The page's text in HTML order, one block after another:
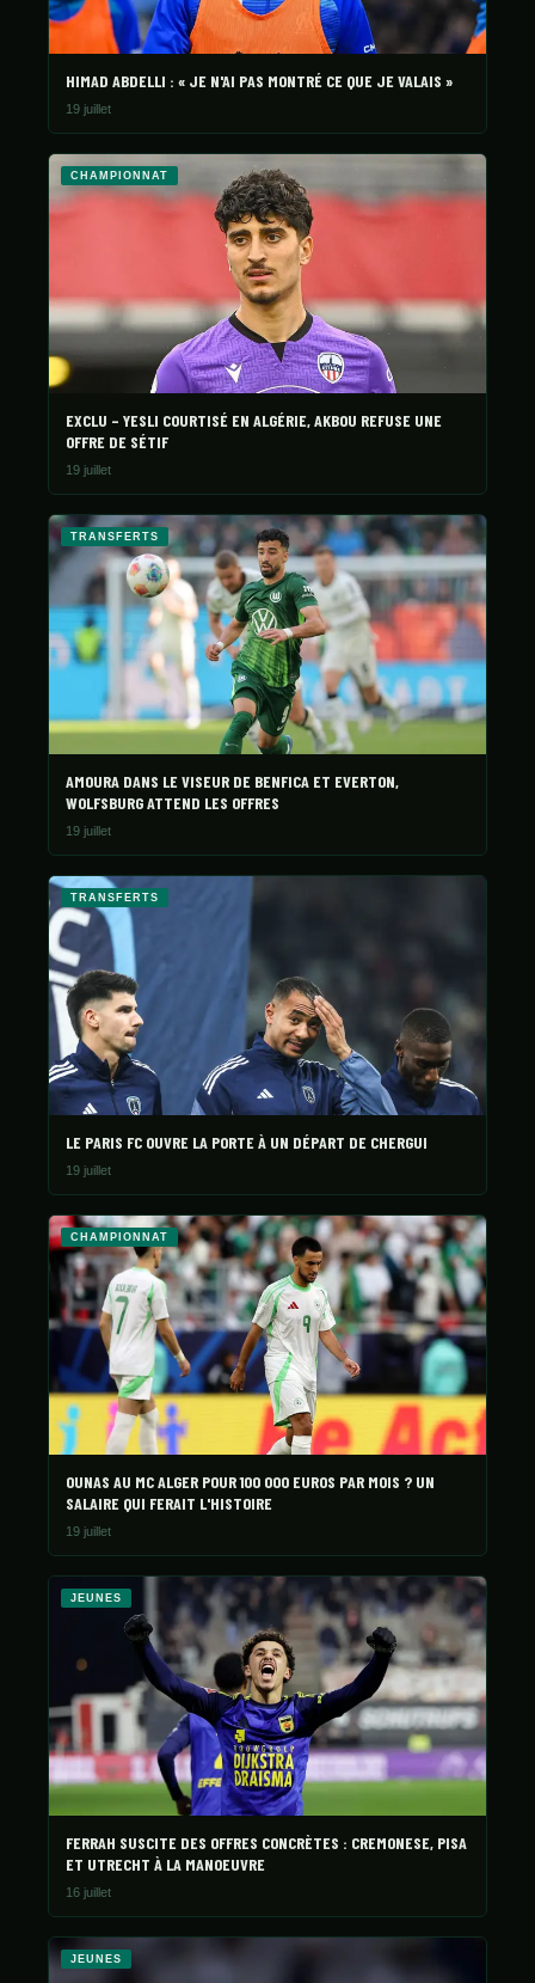
HIMAD ABDELLI : « JE N'AI PAS MONTRÉ CE QUE JE VALAIS »
19 juillet
CHAMPIONNAT
EXCLU – YESLI COURTISÉ EN ALGÉRIE, AKBOU REFUSE UNE
OFFRE DE SÉTIF
19 juillet
TRANSFERTS
AMOURA DANS LE VISEUR DE BENFICA ET EVERTON,
WOLFSBURG ATTEND LES OFFRES
19 juillet
TRANSFERTS
LE PARIS FC OUVRE LA PORTE À UN DÉPART DE CHERGUI
19 juillet
CHAMPIONNAT
OUNAS AU MC ALGER POUR 100 000 EUROS PAR MOIS ? UN
SALAIRE QUI FERAIT L'HISTOIRE
19 juillet
JEUNES
FERRAH SUSCITE DES OFFRES CONCRÈTES : CREMONESE, PISA
ET UTRECHT À LA MANOEUVRE
16 juillet
JEUNES